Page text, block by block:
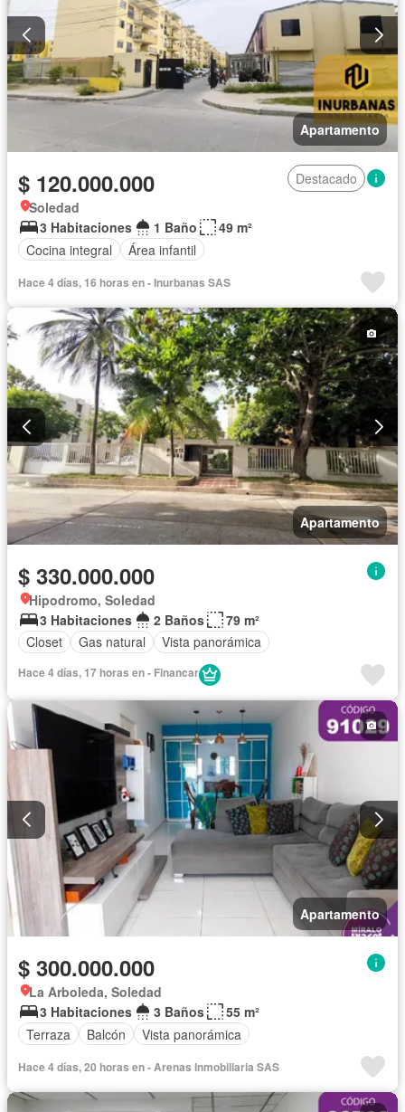
Apartamento
$ 120.000.000
Destacado
Soledad
3 Habitaciones
1 Baño
49 m²
Cocina integral
Área infantil
Hace 4 días, 16 horas en - Inurbanas SAS
Apartamento
$ 330.000.000
Hipodromo, Soledad
3 Habitaciones
2 Baños
79 m²
Closet
Gas natural Vista panorámica
Hace 4 días, 17 horas en - Financar
Apartamento
$ 300.000.000
La Arboleda, Soledad
3 Habitaciones
3 Baños
55 m²
Terraza
Balcón Vista panorámica
Hace 4 días, 20 horas en - Arenas Inmobiliaria SAS